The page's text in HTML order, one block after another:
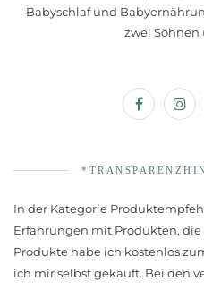
Babyschlaf und
zwei Söhnen
In der Kategorie
Erfahrungen mit Produkten,
Produkte habe ich kostenlos
ich mir selbst gekauft. Bei den